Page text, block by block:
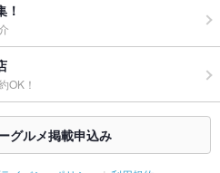
！
OK！
グルメ掲載申込み